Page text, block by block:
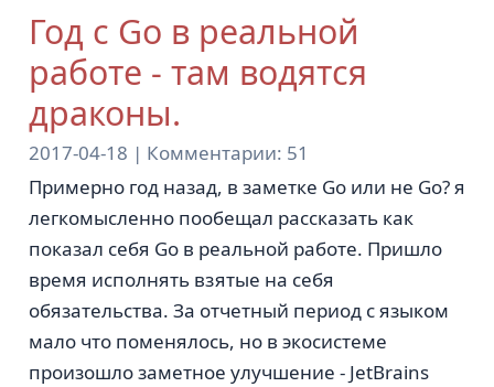
Год с Go в реальной
работе - там водятся
драконы.
2017-04-18 | Комментарии: 51
Примерно год назад, в заметкe Go или не Go? я
легкомысленно пообещал рассказать как
показал себя Go в реальной работе. Пришло
время исполнять взятые на себя
обязательства. За отчетный период с языком
мало что поменялось, но в экосистеме
произошло заметное улучшение - JetBrains